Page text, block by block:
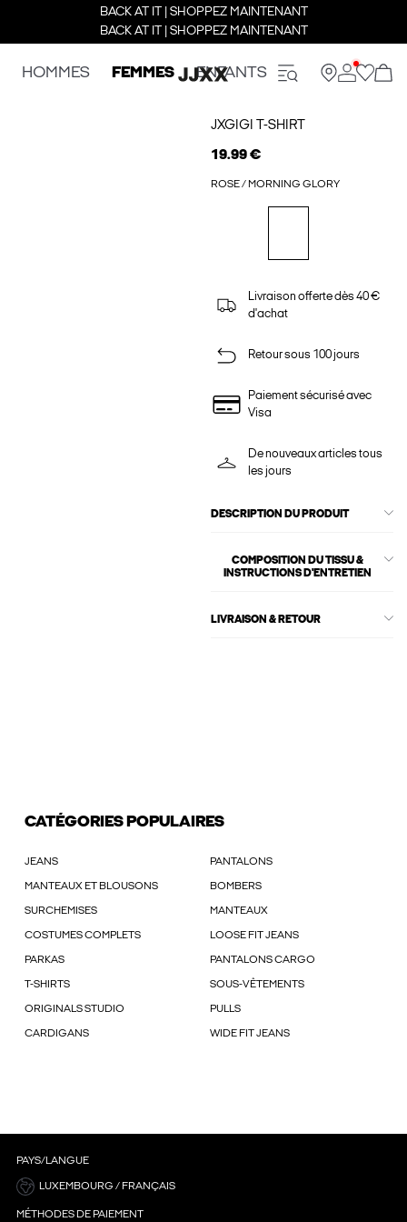
BACK AT IT | SHOPPEZ MAINTENANT
BACK AT IT | SHOPPEZ MAINTENANT
HOMMES FEMMES ENFANTS
JXGIGI T-SHIRT
19.99 €
ROSE / MORNING GLORY
Livraison offerte dès 40 €
d'achat
Retour sous 100 jours
Paiement sécurisé avec
Visa
De nouveaux articles tous
les jours
DESCRIPTION DU PRODUIT
COMPOSITION DU TISSU &
INSTRUCTIONS D'ENTRETIEN
LIVRAISON & RETOUR
CATÉGORIES POPULAIRES
JEANS PANTALONS
MANTEAUX ET BLOUSONS BOMBERS
SURCHEMISES MANTEAUX
COSTUMES COMPLETS LOOSE FIT JEANS
PARKAS PANTALONS CARGO
T-SHIRTS SOUS-VÊTEMENTS
ORIGINALS STUDIO PULLS
CARDIGANS WIDE FIT JEANS
PAYS/LANGUE
LUXEMBOURG / FRANÇAIS
MÉTHODES DE PAIEMENT